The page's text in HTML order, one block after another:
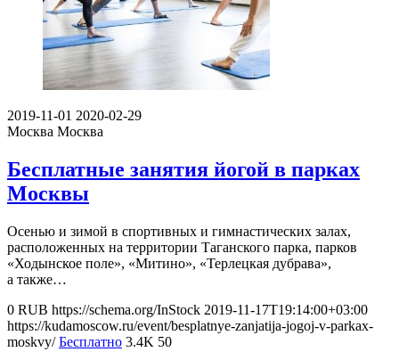
2019-11-01 2020-02-29
Москва Москва
Бесплатные занятия йогой в парках
Москвы
Осенью и зимой в спортивных и гимнастических залах,
расположенных на территории Таганского парка, парков
«Ходынское поле», «Митино», «Терлецкая дубрава»,
а также…
0 RUB https://schema.org/InStock 2019-11-17T19:14:00+03:00
https://kudamoscow.ru/event/besplatnye-zanjatija-jogoj-v-parkax-
moskvy/ Бесплатно 3.4K 50